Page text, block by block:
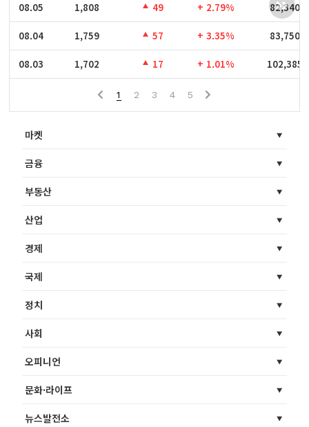
08.05
08.04
08.03
08.05 1,808 49 + 2.79% 82,340
08.04 1,759 57 + 3.35% 83,750
08.03 1,702 17 + 1.01% 102,385
1 2 3 4 5
마켓
금융
부동산
산업
경제
국제
정치
사회
오피니언
문화·라이프
뉴스발전소